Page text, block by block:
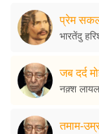
प्रेम
भारतेंदु
जब दर्द
नक़्श
तमाम-